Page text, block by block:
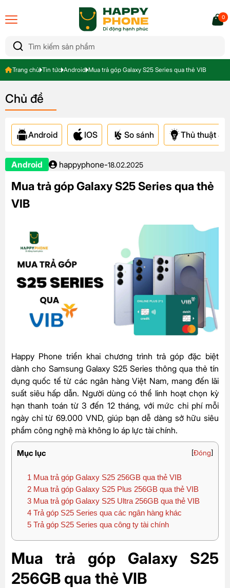
0
Trang chủ Tin tức Android Mua trả góp Galaxy S25 Series qua thẻ VIB
Chủ đề
Android IOS So sánh Thủ thuật &
Android happyphone-18.02.2025
Mua trả góp Galaxy S25 Series qua thẻ
VIB
Happy Phone triển khai chương trình trả góp đặc biệt
dành cho Samsung Galaxy S25 Series thông qua thẻ tín
dụng quốc tế từ các ngân hàng Việt Nam, mang đến lãi
suất siêu hấp dẫn. Người dùng có thể linh hoạt chọn kỳ
hạn thanh toán từ 3 đến 12 tháng, với mức chi phí mỗi
ngày chỉ từ 69.000 VND, giúp bạn dễ dàng sở hữu siêu
phẩm công nghệ mà không lo áp lực tài chính.
Mục lục [Đóng]
1 Mua trả góp Galaxy S25 256GB qua thẻ VIB
2 Mua trả góp Galaxy S25 Plus 256GB qua thẻ VIB
3 Mua trả góp Galaxy S25 Ultra 256GB qua thẻ VIB
4 Trả góp S25 Series qua các ngân hàng khác
5 Trả góp S25 Series qua công ty tài chính
Mua trả góp Galaxy S25
256GB qua thẻ VIB